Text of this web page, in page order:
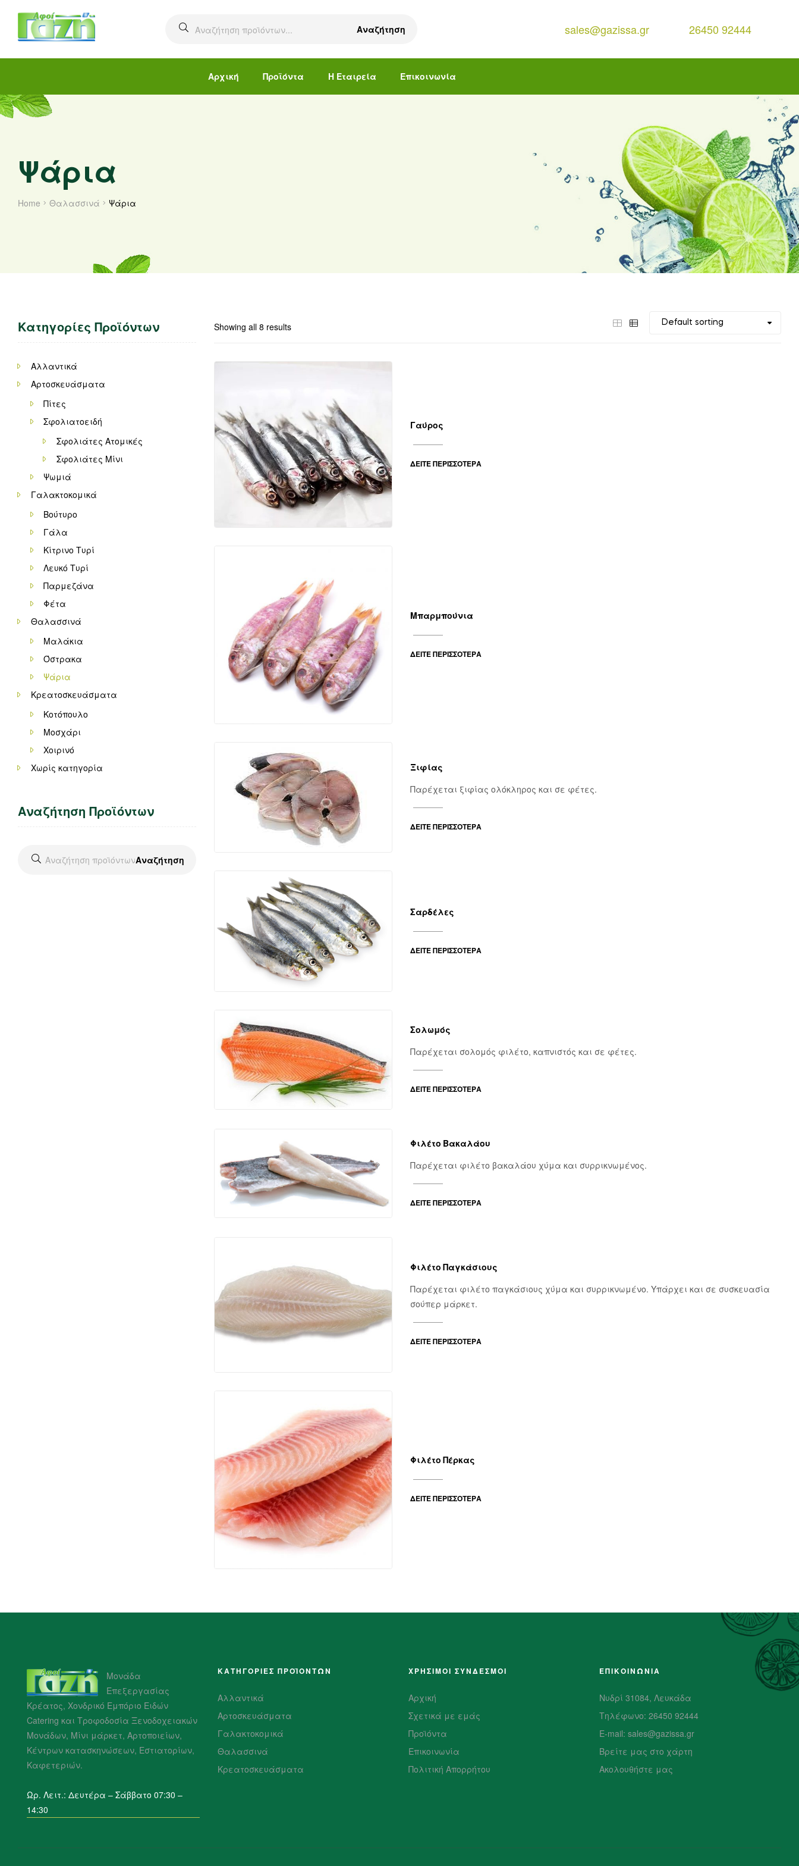
Αναζήτηση sales@gazissa.gr 26450 92444
Αρχική Προϊόντα Η Εταιρεία Επικοινωνία
Ψάρια
Home Θαλασσινά Ψάρια
Showing all 8 results
Γαύρος
ΔΕΊΤΕ ΠΕΡΙΣΣΌΤΕΡΑ
Μπαρμπούνια
ΔΕΊΤΕ ΠΕΡΙΣΣΌΤΕΡΑ
Ξιφίας
Παρέχεται ξιφίας ολόκληρος και σε φέτες.
ΔΕΊΤΕ ΠΕΡΙΣΣΌΤΕΡΑ
Σαρδέλες
ΔΕΊΤΕ ΠΕΡΙΣΣΌΤΕΡΑ
Σολωμός
Παρέχεται σολομός φιλέτο, καπνιστός και σε φέτες.
ΔΕΊΤΕ ΠΕΡΙΣΣΌΤΕΡΑ
Φιλέτο Βακαλάου
Παρέχεται φιλέτο βακαλάου χύμα και συρρικνωμένος.
ΔΕΊΤΕ ΠΕΡΙΣΣΌΤΕΡΑ
Φιλέτο Παγκάσιους
Παρέχεται φιλέτο παγκάσιους χύμα και συρρικνωμένο. Υπάρχει και σε συσκευασία
σούπερ μάρκετ.
ΔΕΊΤΕ ΠΕΡΙΣΣΌΤΕΡΑ
Φιλέτο Πέρκας
ΔΕΊΤΕ ΠΕΡΙΣΣΌΤΕΡΑ
Κατηγορίες Προϊόντων
Αλλαντικά
Αρτοσκευάσματα
Πίτες
Σφολιατοειδή
Σφολιάτες Ατομικές
Σφολιάτες Μίνι
Ψωμιά
Γαλακτοκομικά
Βούτυρο
Γάλα
Κίτρινο Τυρί
Λευκό Τυρί
Παρμεζάνα
Φέτα
Θαλασσινά
Μαλάκια
Όστρακα
Ψάρια
Κρεατοσκευάσματα
Κοτόπουλο
Μοσχάρι
Χοιρινό
Χωρίς κατηγορία
Αναζήτηση Προϊόντων
Αναζήτηση
Μονάδα
Επεξεργασίας
Κρέατος, Χονδρικό Εμπόριο Ειδών
Catering και Τροφοδοσία Ξενοδοχειακών
Μονάδων, Μίνι μάρκετ, Αρτοποιείων,
Κέντρων κατασκηνώσεων, Εστιατορίων,
Καφετεριών.
Ωρ. Λειτ.: Δευτέρα – Σάββατο 07:30 –
14:30
ΚΑΤΗΓΟΡΙΕΣ ΠΡΟΪΌΝΤΩΝ
Αλλαντικά
Αρτοσκευάσματα
Γαλακτοκομικά
Θαλασσινά
Κρεατοσκευάσματα
ΧΡΗΣΙΜΟΙ ΣΥΝΔΕΣΜΟΙ
Αρχική
Σχετικά με εμάς
Προϊόντα
Επικοινωνία
Πολιτική Απορρήτου
ΕΠΙΚΟΙΝΩΝΙΑ
Νυδρί 31084, Λευκάδα
Τηλέφωνο: 26450 92444
E-mail: sales@gazissa.gr
Βρείτε μας στο χάρτη
Ακολουθήστε μας